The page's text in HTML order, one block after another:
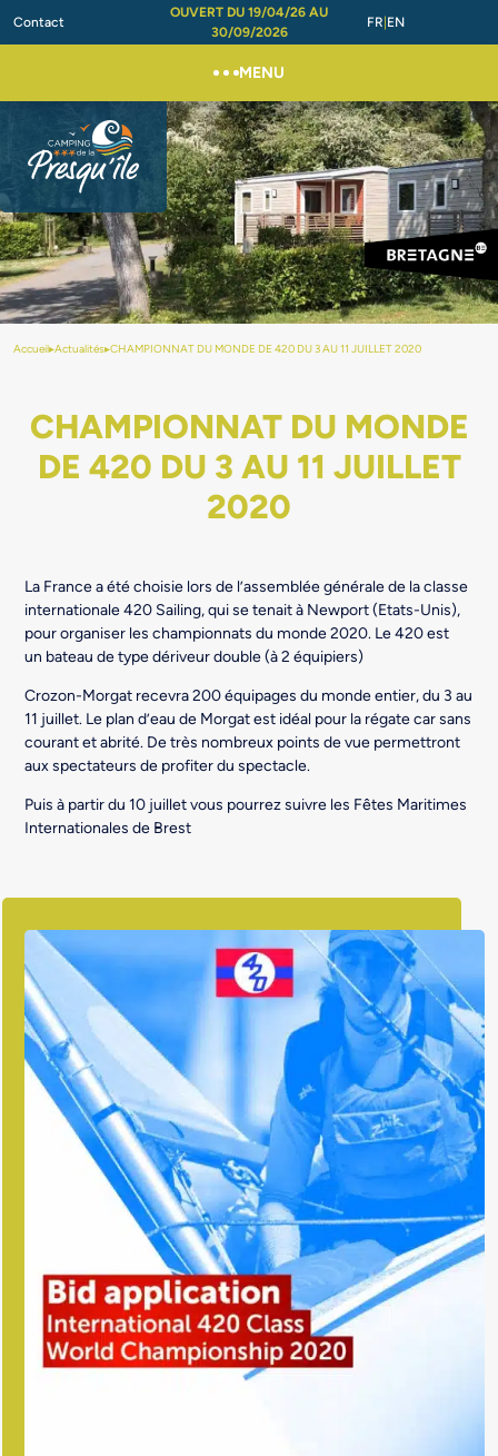
Contact
OUVERT DU 19/04/26 AU
30/09/2026
FR EN
MENU
Accueil▸Actualités▸CHAMPIONNAT DU MONDE DE 420 DU 3 AU 11 JUILLET 2020
CHAMPIONNAT DU MONDE
DE 420 DU 3 AU 11 JUILLET
2020
La France a été choisie lors de l’assemblée générale de la classe
internationale 420 Sailing, qui se tenait à Newport (Etats-Unis),
pour organiser les championnats du monde 2020. Le 420 est
un bateau de type dériveur double (à 2 équipiers)
Crozon-Morgat recevra 200 équipages du monde entier, du 3 au
11 juillet. Le plan d’eau de Morgat est idéal pour la régate car sans
courant et abrité. De très nombreux points de vue permettront
aux spectateurs de profiter du spectacle.
Puis à partir du 10 juillet vous pourrez suivre les Fêtes Maritimes
Internationales de Brest